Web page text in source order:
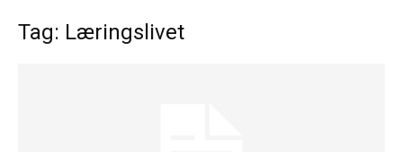
Tag: Læringslivet